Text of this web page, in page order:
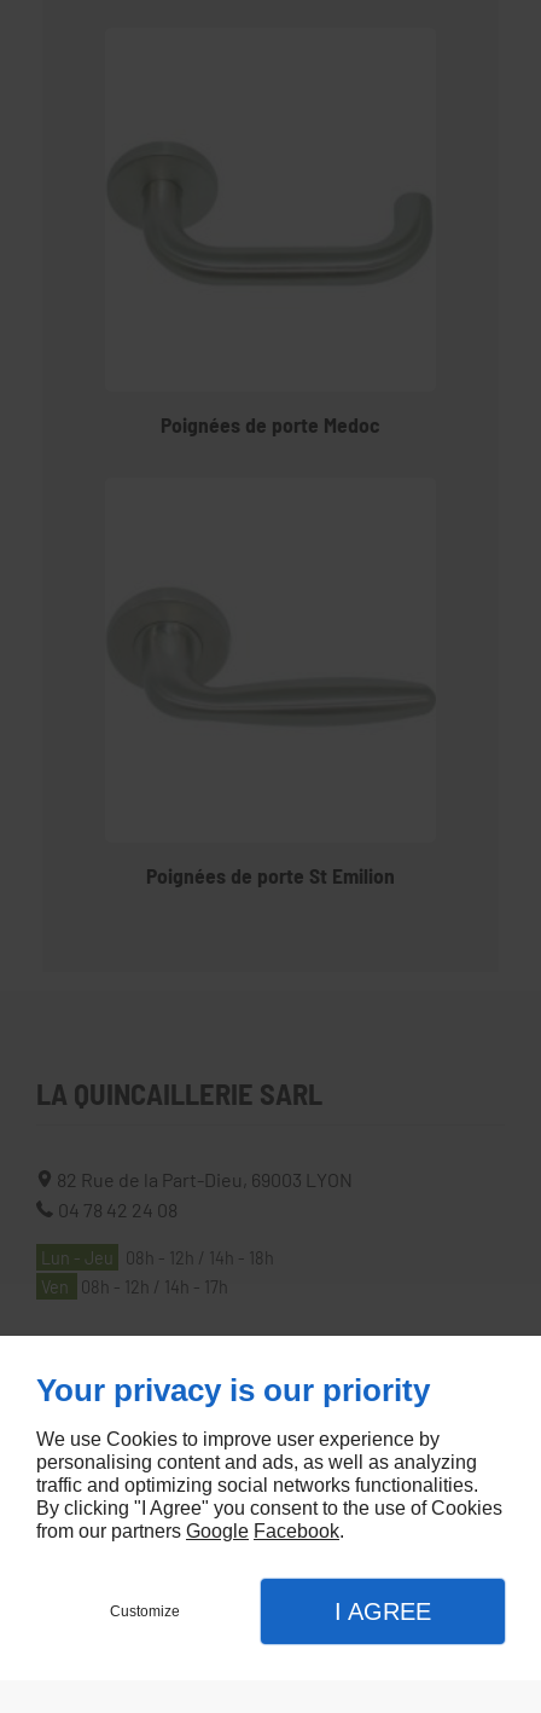
Poignées de porte Medoc
Poignées de porte St Emilion
LA QUINCAILLERIE SARL
82 Rue de la Part-Dieu, 69003
LYON
04 78 42 24 08
Lun - Jeu
08h - 12h / 14h - 18h
Ven
08h - 12h / 14h - 17h
À PROPOS
Accueil
Contactez-nous
Mentions légales
Plan du site
Your privacy is our priority
We use Cookies to improve user experience by
personalising content and ads, as well as analyzing
traffic and optimizing social networks functionalities.
By clicking "I Agree" you consent to the use of Cookies
from our partners Google Facebook.
Customize I AGREE